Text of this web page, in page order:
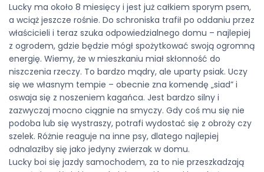
Lucky ma około 8 miesięcy i jest już całkiem sporym psem,
a wciąż jeszcze rośnie. Do schroniska trafił po oddaniu przez
właścicieli i teraz szuka odpowiedzialnego domu – najlepiej
z ogrodem, gdzie będzie mógł spożytkować swoją ogromną
energię. Wiemy, że w mieszkaniu miał skłonność do
niszczenia rzeczy. To bardzo mądry, ale uparty psiak. Uczy
się we własnym tempie – obecnie zna komendę „siad” i
oswaja się z noszeniem kagańca. Jest bardzo silny i
zazwyczaj mocno ciągnie na smyczy. Gdy coś mu się nie
podoba lub się wystraszy, potrafi wydostać się z obroży czy
szelek. Różnie reaguje na inne psy, dlatego najlepiej
odnalazłby się jako jedyny zwierzak w domu.
Lucky boi się jazdy samochodem, za to nie przeszkadzają